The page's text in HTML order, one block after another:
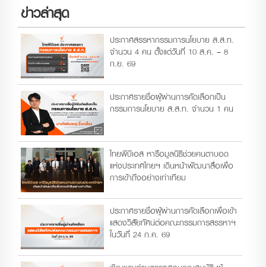
ข่าวล่าสุด
ประกาศสรรหากรรมการนโยบาย ส.ส.ท.
จำนวน 4 คน ตั้งแต่วันที่ 10 ส.ค. – 8
ก.ย. 69
ประกาศรายชื่อผู้ผ่านการคัดเลือกเป็น
กรรมการนโยบาย ส.ส.ท. จำนวน 1 คน
ไทยพีบีเอส หารือมูลนิธิช่วยคนตาบอด
แห่งประเทศไทยฯ เดินหน้าพัฒนาสื่อเพื่อ
การเข้าถึงอย่างเท่าเทียม
ประกาศรายชื่อผู้ผ่านการคัดเลือกเพื่อเข้า
แสดงวิสัยทัศน์ต่อคณะกรรมการสรรหาฯ
ในวันที่ 24 ก.ค. 69